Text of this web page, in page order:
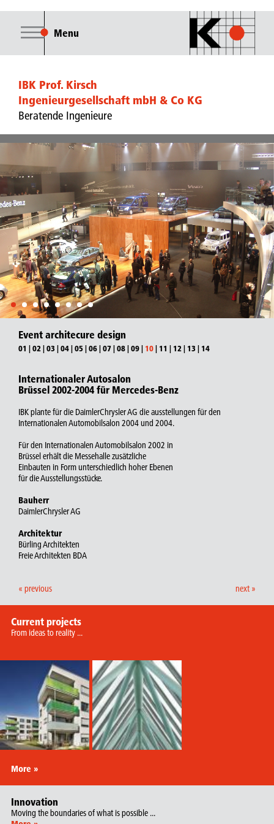
Menu
IBK Prof. Kirsch
Ingenieurgesellschaft mbH & Co KG
Beratende Ingenieure
Event architecure design
01 |02 |03 |04|05 |06|07|08|09| 10|11 |12 |13 |14
Internationaler Autosalon
Brüssel 2002-2004 für Mercedes-Benz
IBK plante für die DaimlerChrysler AG die ausstellungen für den
Internationalen Automobilsalon 2004 und 2004.
Für den Internationalen Automobilsalon 2002 in
Brüssel erhält die Messehalle zusätzliche
Einbauten in Form unterschiedlich hoher Ebenen
für die Ausstellungsstücke.
Bauherr
DaimlerChrysler AG
Architektur
Bürling Architekten
Freie Architekten BDA
« previous next »
Current projects
From ideas to reality ...
More »
Innovation
Moving the boundaries of what is possible ...